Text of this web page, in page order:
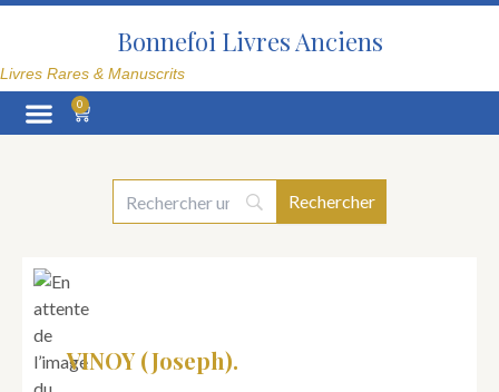
Aller
Bonnefoi Livres Anciens
Livres Rares & Manuscrits
0
Panier
VINOY (Joseph).